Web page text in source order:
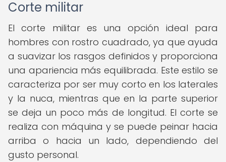
Corte militar
El corte militar es una opción ideal para
hombres con rostro cuadrado, ya que ayuda
a suavizar los rasgos definidos y proporciona
una apariencia más equilibrada. Este estilo se
caracteriza por ser muy corto en los laterales
y la nuca, mientras que en la parte superior
se deja un poco más de longitud. El corte se
realiza con máquina y se puede peinar hacia
arriba o hacia un lado, dependiendo del
gusto personal.